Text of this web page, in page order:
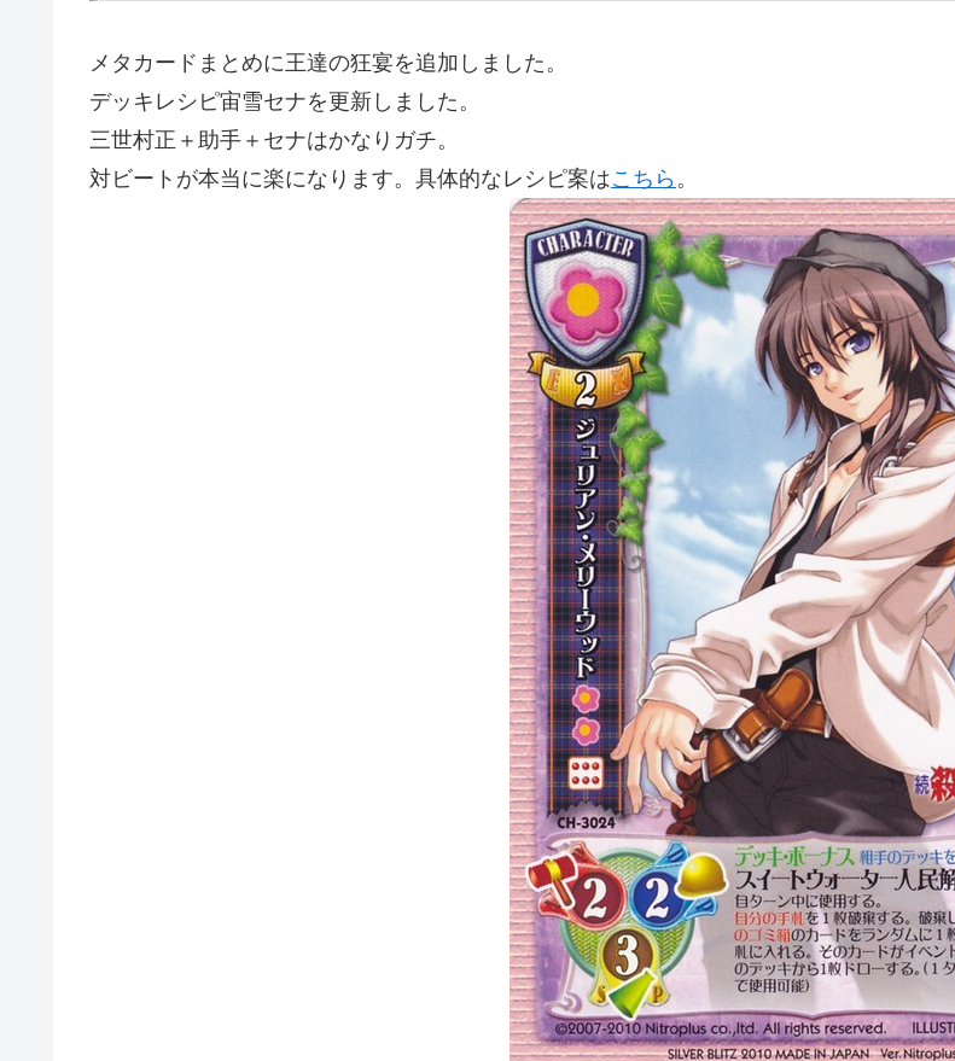
メタカードまとめに王達の狂宴を追加しました。
デッキレシピ宙雪セナを更新しました。
三世村正＋助手＋セナはかなりガチ。
対ビートが本当に楽になります。具体的なレシピ案はこちら 。